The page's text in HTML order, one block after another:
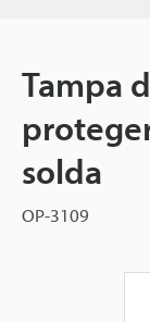
Tampa
solda
OP-3109